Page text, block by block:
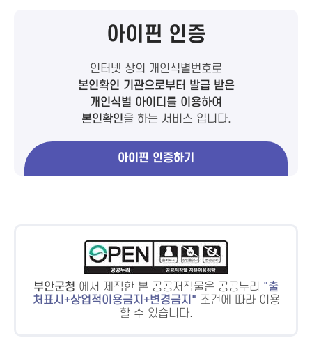
아이핀 인증
인터넷 상의 개인식별번호로
본인확인 기관으로부터 발급 받은
개인식별 아이디를 이용하여
본인확인을 하는 서비스 입니다.
아이핀 인증하기
부안군청 에서 제작한 본 공공저작물은 공공누리
출
처표시+상업적이용금지+변경금지
조건에 따라 이용
할 수 있습니다.